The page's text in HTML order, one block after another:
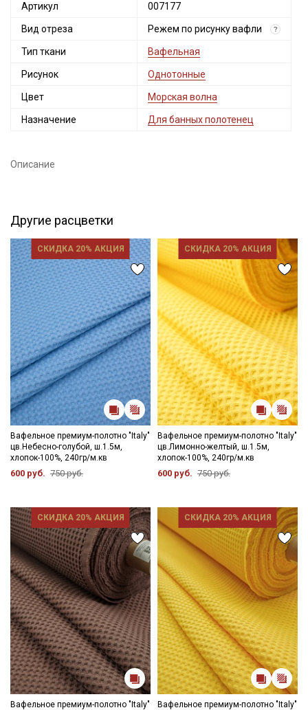
Артикул 007177
Вид отреза Режем по рисунку вафли ?
Тип ткани Вафельная
Рисунок Однотонные
Цвет Морская волна
Назначение Для банных полотенец
Описание
Другие расцветки
СКИДКА 20% АКЦИЯ
Вафельное премиум-полотно "Italy"
цв.Небесно-голубой, ш.1.5м,
хлопок-100%, 240гр/м.кв
600 руб. 750 руб.
СКИДКА 20% АКЦИЯ
Вафельное премиум-полотно "Italy"
цв.Лимонно-желтый, ш.1.5м,
хлопок-100%, 240гр/м.кв
600 руб. 750 руб.
СКИДКА 20% АКЦИЯ
Вафельное премиум-полотно "Italy"
СКИДКА 20% АКЦИЯ
Вафельное премиум-полотно "Italy"